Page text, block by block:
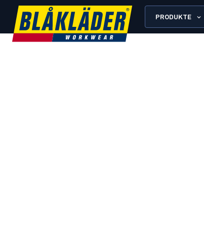
PRODUKTE